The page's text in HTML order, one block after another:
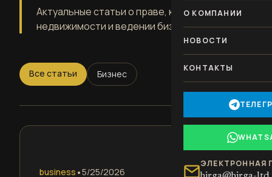
О КОМПАНИИ
НОВОСТИ
КОНТАКТЫ
ЭЛЕКТРОННАЯ
Актуальные статьи о праве, коммерческой
недвижимости и ведении бизнеса в Европе
Все статьи Бизнес
business •5/25/2026